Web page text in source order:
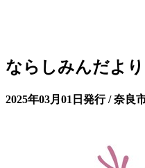
ならしみんだより
2025年03月01日発行 / 奈良